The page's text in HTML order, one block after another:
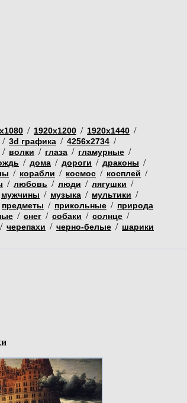
/ 1920х1200 / 1920х1440 /
/ 3d графика / 4256х2734 /
/ волки / глаза / гламурные /
/ дома / дороги / драконы /
/ корабли / космос / косплей /
/ любовь / люди / лягушки /
мужчины / музыка / мультики /
предметы / прикольные / природа
/ снег / собаки / солнце /
/ черепахи / черно-белые / шарики